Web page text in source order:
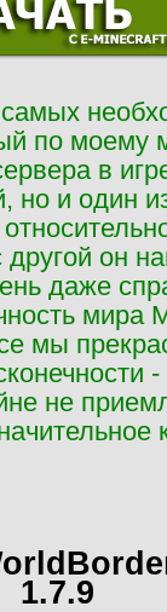
самых
по моему
в
но и один
он
даже
мира
мы
не
1.7.9